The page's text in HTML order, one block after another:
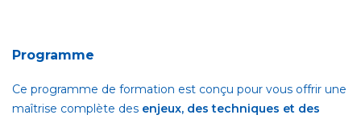
Programme
Ce programme de formation est conçu pour vous offrir une
maîtrise complète des enjeux, des techniques et des